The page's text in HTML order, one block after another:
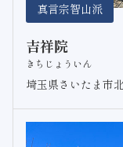
真言宗智山派
吉祥院
きちじょういん
埼玉県さいたま市